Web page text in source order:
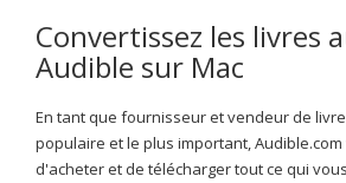
Convertissez les livres
Audible sur Mac
En tant que fournisseur et vendeur de
populaire et le plus important,
d'acheter et de télécharger tout ce qui